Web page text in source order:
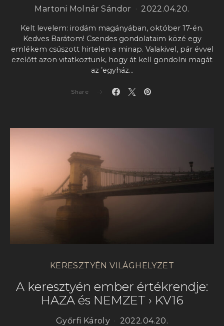
Martoni Molnár Sándor 2022.04.20.
Kelt levelem: irodám magányában, október 17-én.
Kedves Barátom! Csendes gondolataim közé egy
emlékem csúszott hirtelen a minap. Valakivel, pár évvel
ezelőtt azon vitatkoztunk, hogy át kell gondolni magát
az ’egyház…
Share
KERESZTYÉN VILÁGHELYZET
A keresztyén ember értékrendje:
HAZA és NEMZET › KV16
Győrfi Károly 2022.04.20.